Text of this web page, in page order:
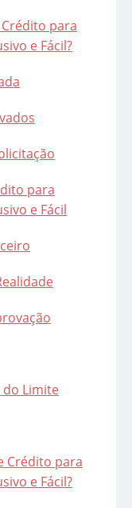
para
e Fácil?
para
e Fácil
do Limite
Crédito para
e Fácil?